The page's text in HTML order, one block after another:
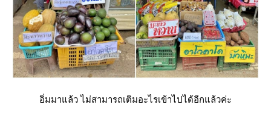
อิ่มมาแล้ว ไม่สามารถเติมอะไรเข้าไปได้อีกแล้วค่ะ